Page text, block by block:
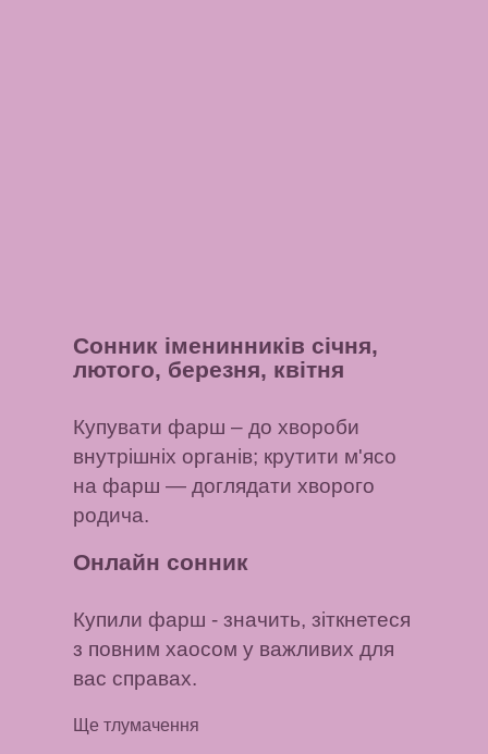
Сонник іменинників січня,
лютого, березня, квітня
Купувати фарш – до хвороби
внутрішніх органів; крутити м'ясо
на фарш — доглядати хворого
родича.
Онлайн сонник
Купили фарш - значить, зіткнетеся
з повним хаосом у важливих для
вас справах.
Ще тлумачення